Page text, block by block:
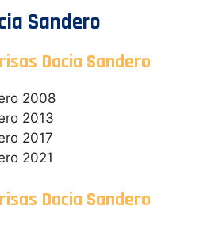
Sandero
Dacia Sandero
2008
2013
2017
2021
Dacia Sandero